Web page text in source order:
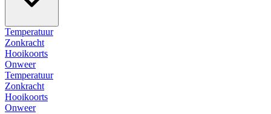
Temperatuur
Zonkracht
Hooikoorts
Onweer
Temperatuur
Zonkracht
Hooikoorts
Onweer